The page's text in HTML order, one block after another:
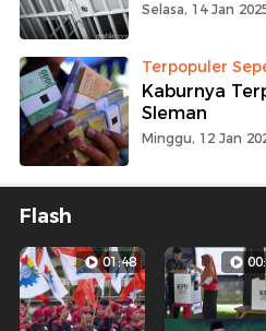
Selasa, 14 Jan
Terpopuler
Kaburnya
Sleman
Minggu, 12 Jan
Flash
01:48